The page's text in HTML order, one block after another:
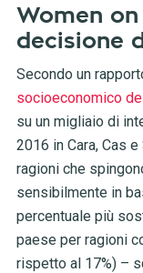
Women
decisione
Secondo un
socioeconomico
su un migliaio di
2016 in Cara, Cas
ragioni che
sensibilmente in
percentuale più
paese per ragioni
rispetto al 17%) –